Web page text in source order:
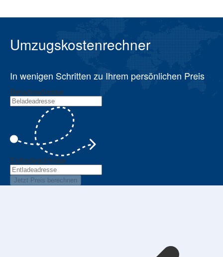
Umzugskostenrechner
In wenigen Schritten zu Ihrem persönlichen Preis
Beladeadresse
Entladeadresse
Jetzt Preis berechnen